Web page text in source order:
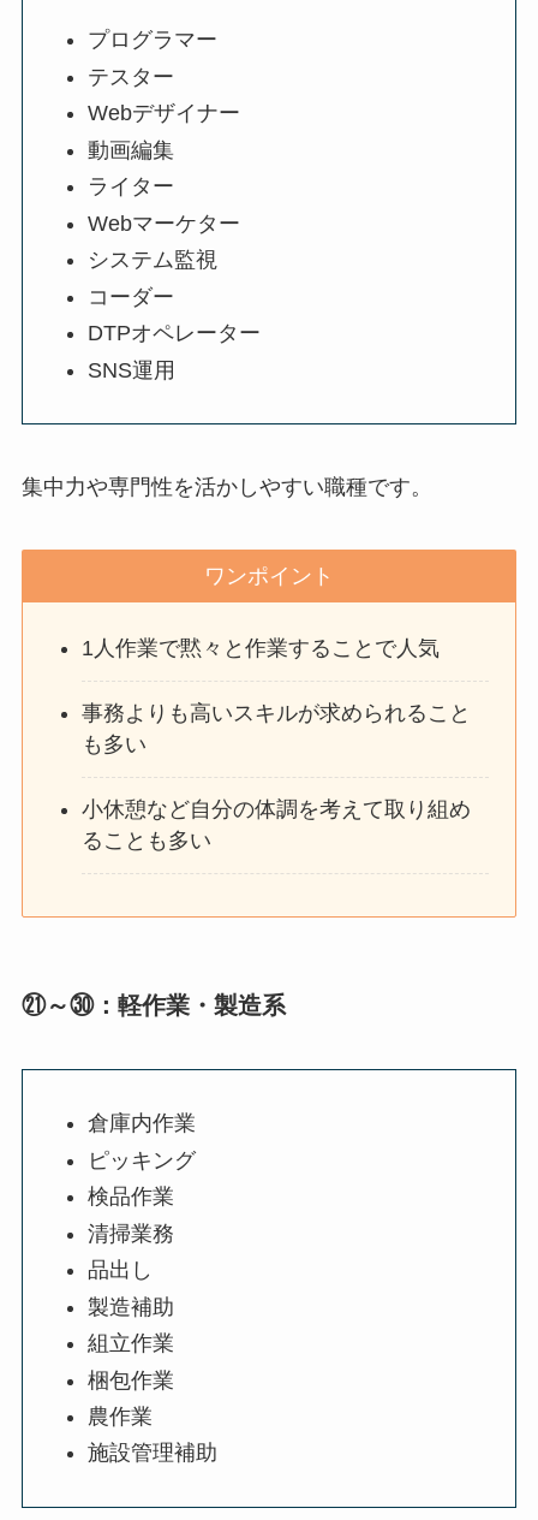
プログラマー
テスター
Webデザイナー
動画編集
ライター
Webマーケター
システム監視
コーダー
DTPオペレーター
SNS運用
集中力や専門性を活かしやすい職種です。
ワンポイント
1人作業で黙々と作業することで人気
事務よりも高いスキルが求められること
も多い
小休憩など自分の体調を考えて取り組め
ることも多い
㉑～㉚：軽作業・製造系
倉庫内作業
ピッキング
検品作業
清掃業務
品出し
製造補助
組立作業
梱包作業
農作業
施設管理補助